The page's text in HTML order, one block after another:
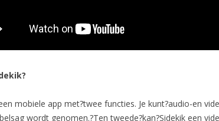
mobiele app met?twee functies. Je kunt?audio-en
wordt genomen.?Ten tweede?kan?Sidekik een